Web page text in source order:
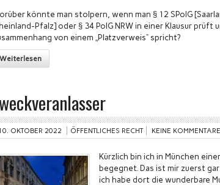
könnte man stolpern, wenn man § 12 SPolG
Pfalz] oder § 34 PolG NRW in einer Klausur prüft
von einem „Platzverweis“ spricht?
Weiterlesen
OKTOBER 2022 ÖFFENTLICHES RECHT KEINE KOMMENTARE
Kürzlich bin ich in München
begegnet. Das ist mir zuerst
ich habe dort die wunderbare